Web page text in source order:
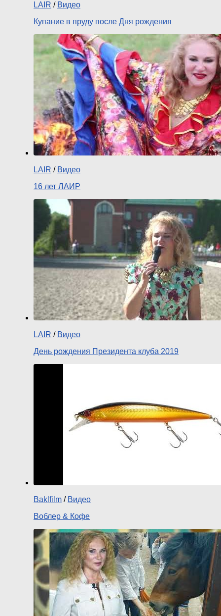
LAIR / Видео
Купание в пруду после Дня рождения
LAIR / Видео
16 лет ЛАИР
LAIR / Видео
День рождения Президента клуба 2019
Baklfilm / Видео
Воблер & Кофе